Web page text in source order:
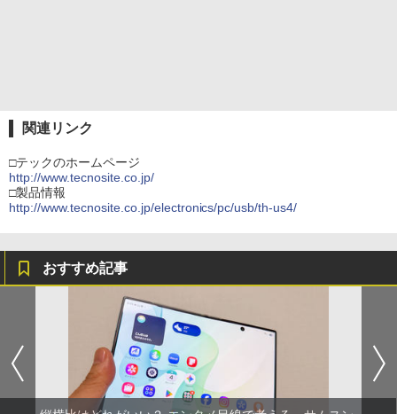
関連リンク
□テックのホームページ
http://www.tecnosite.co.jp/
□製品情報
http://www.tecnosite.co.jp/electronics/pc/usb/th-us4/
おすすめ記事